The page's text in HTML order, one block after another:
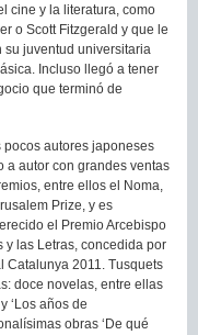
cine y la literatura, como
o Scott Fitzgerald y que le
su juventud universitaria
Incluso llegó a tener
que terminó de
pocos autores japoneses
a autor con grandes ventas
entre ellos el Noma,
Prize, y es
el Premio Arcebispo
y las Letras, concedida por
Catalunya 2011. Tusquets
doce novelas, entre ellas
‘Los años de
obras ‘De qué